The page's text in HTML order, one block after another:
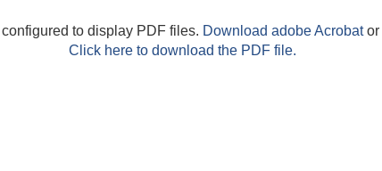
to display PDF files. Download adobe Acrobator
Click here to download the PDF file.